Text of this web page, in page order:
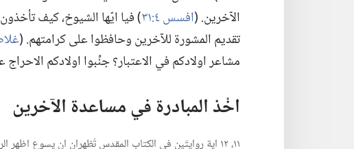
الآخرين.‏ (‏افسس ٤:‏٣١
‏)‏ فيا ايّها الشيوخ،‏ كيف
تقديم المشورة للآخرين وحافظواعلى كرامتهم.‏ (‏
مشاعر اولادكم في الاعتبار؟‏ جنِّبوا اولادكم
اخْذ المبادرة في مساعدة الآخرين
١١،‏ ١٢ اية روايتَين في الكتاب المقدس تُظهِران ان يسوع اظهر الرأفة للآخرين دون ان يُطلب منه؟‏